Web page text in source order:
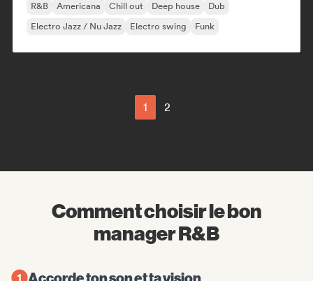
R&B Americana Chill out Deep house
Dub
Electro Jazz / Nu Jazz
Electro swing Funk
1 2
Comment choisir le bon
manager R&B
Accorde ton son et ta vision